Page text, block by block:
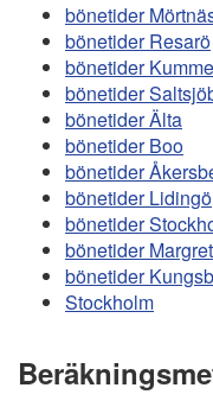
bönetider
bönetider Resarö
bönetider
bönetider
bönetider Älta
bönetider Boo
bönetider
bönetider Lidingö
bönetider
bönetider
bönetider
Stockholm